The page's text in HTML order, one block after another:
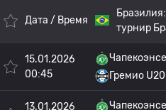
Дата / Время
Бразилия:
турнир
15.01.2026
00:45
Гремио U20
13.01.2026